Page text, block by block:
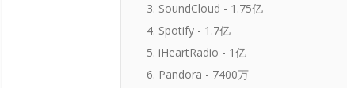
3. SoundCloud - 1.75亿
4. Spotify - 1.7亿
5. iHeartRadio - 1亿
6. Pandora - 7400万